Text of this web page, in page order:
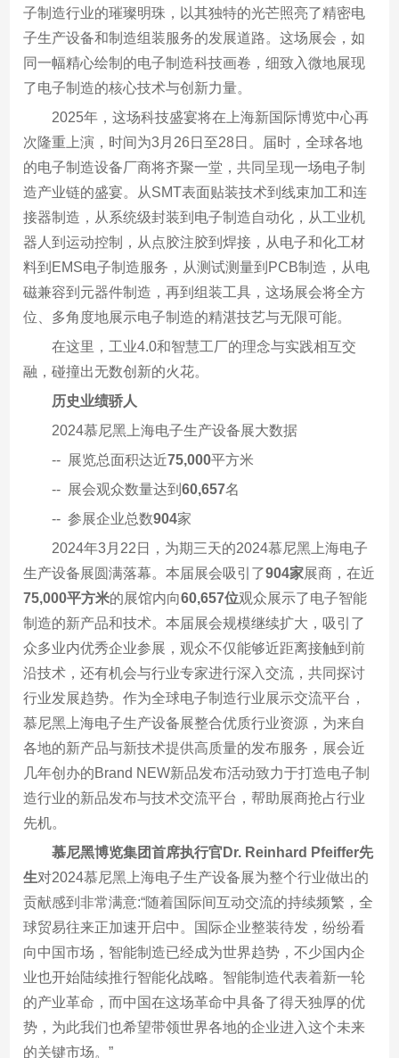
子制造行业的璀璨明珠，以其独特的光芒照亮了精密电
子生产设备和制造组装服务的发展道路。这场展会，如
同一幅精心绘制的电子制造科技画卷，细致入微地展现
了电子制造的核心技术与创新力量。
2025年，这场科技盛宴将在上海新国际博览中心再
次隆重上演，时间为3月26日至28日。届时，全球各地
的电子制造设备厂商将齐聚一堂，共同呈现一场电子制
造产业链的盛宴。从SMT表面贴装技术到线束加工和连
接器制造，从系统级封装到电子制造自动化，从工业机
器人到运动控制，从点胶注胶到焊接，从电子和化工材
料到EMS电子制造服务，从测试测量到PCB制造，从电
磁兼容到元器件制造，再到组装工具，这场展会将全方
位、多角度地展示电子制造的精湛技艺与无限可能。
在这里，工业4.0和智慧工厂的理念与实践相互交
融，碰撞出无数创新的火花。
历史业绩骄人
2024慕尼黑上海电子生产设备展大数据
-- 展览总面积达近75,000平方米
-- 展会观众数量达到60,657名
-- 参展企业总数904家
2024年3月22日，为期三天的2024慕尼黑上海电子
生产设备展圆满落幕。本届展会吸引了904家展商，在近
75,000平方米的展馆内向60,657位观众展示了电子智能
制造的新产品和技术。本届展会规模继续扩大，吸引了
众多业内优秀企业参展，观众不仅能够近距离接触到前
沿技术，还有机会与行业专家进行深入交流，共同探讨
行业发展趋势。作为全球电子制造行业展示交流平台，
慕尼黑上海电子生产设备展整合优质行业资源，为来自
各地的新产品与新技术提供高质量的发布服务，展会近
几年创办的Brand NEW新品发布活动致力于打造电子制
造行业的新品发布与技术交流平台，帮助展商抢占行业
先机。
慕尼黑博览集团首席执行官Dr. Reinhard Pfeiffer先
生对2024慕尼黑上海电子生产设备展为整个行业做出的
贡献感到非常满意:“随着国际间互动交流的持续频繁，全
球贸易往来正加速开启中。国际企业整装待发，纷纷看
向中国市场，智能制造已经成为世界趋势，不少国内企
业也开始陆续推行智能化战略。智能制造代表着新一轮
的产业革命，而中国在这场革命中具备了得天独厚的优
势，为此我们也希望带领世界各地的企业进入这个未来
的关键市场。”